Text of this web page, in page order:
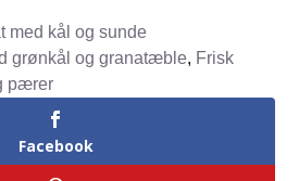
med kål og sunde
grønkål og granatæble, Frisk
pærer
Facebook